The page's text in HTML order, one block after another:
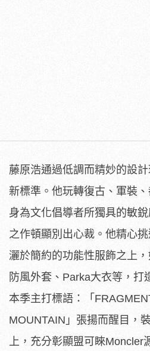
藤原浩通過低調而精妙的設
新標準。他玩轉復古、軍裝
身為文化倡導者所獨具的敏
之作頓顯別出心裁。他精心
灑於簡約的功能性服飾之上
防風外套、Parka大衣等，打
本季主打標語：「
MOUNTAIN」張揚而醒目，
上，充分彰顯盟可睞Moncler